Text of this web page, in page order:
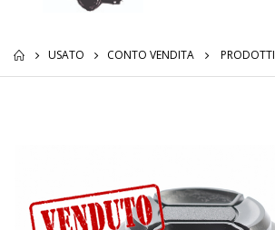
USATO CONTO VENDITA PRODOTTI